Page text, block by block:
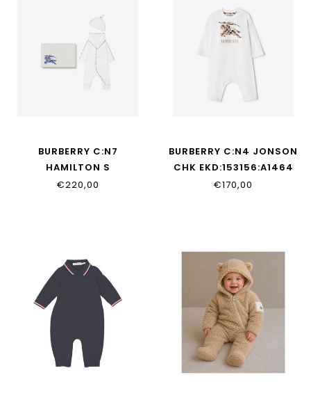
BURBERRY C:N7
HAMILTON S
SET:122125:A1464
€220,00
BURBERRY C:N4 JONSON
CHK EKD:153156:A1464
€170,00